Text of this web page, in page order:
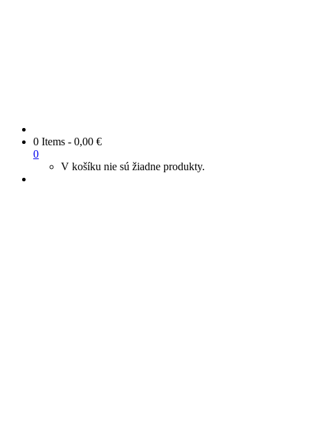
0 Items - 0,00 €
0
V košíku nie sú žiadne produkty.